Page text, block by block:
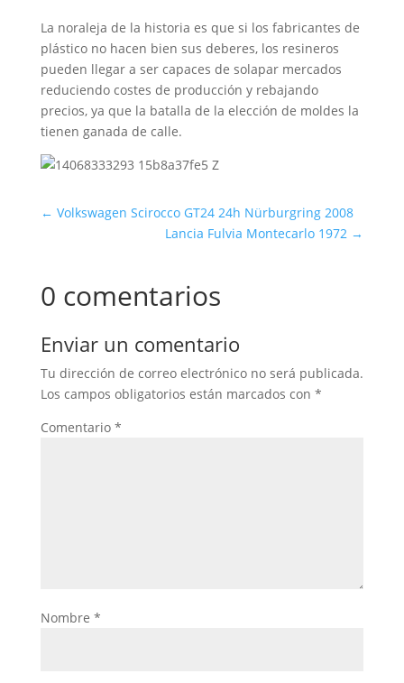
La noraleja de la historia es que si los fabricantes de
plástico no hacen bien sus deberes, los resineros
pueden llegar a ser capaces de solapar mercados
reduciendo costes de producción y rebajando
precios, ya que la batalla de la elección de moldes la
tienen ganada de calle.
← Volkswagen Scirocco GT24 24h Nürburgring 2008
Lancia Fulvia Montecarlo 1972 →
0 comentarios
Enviar un comentario
Tu dirección de correo electrónico no será publicada.
Los campos obligatorios están marcados con *
Comentario *
Nombre *